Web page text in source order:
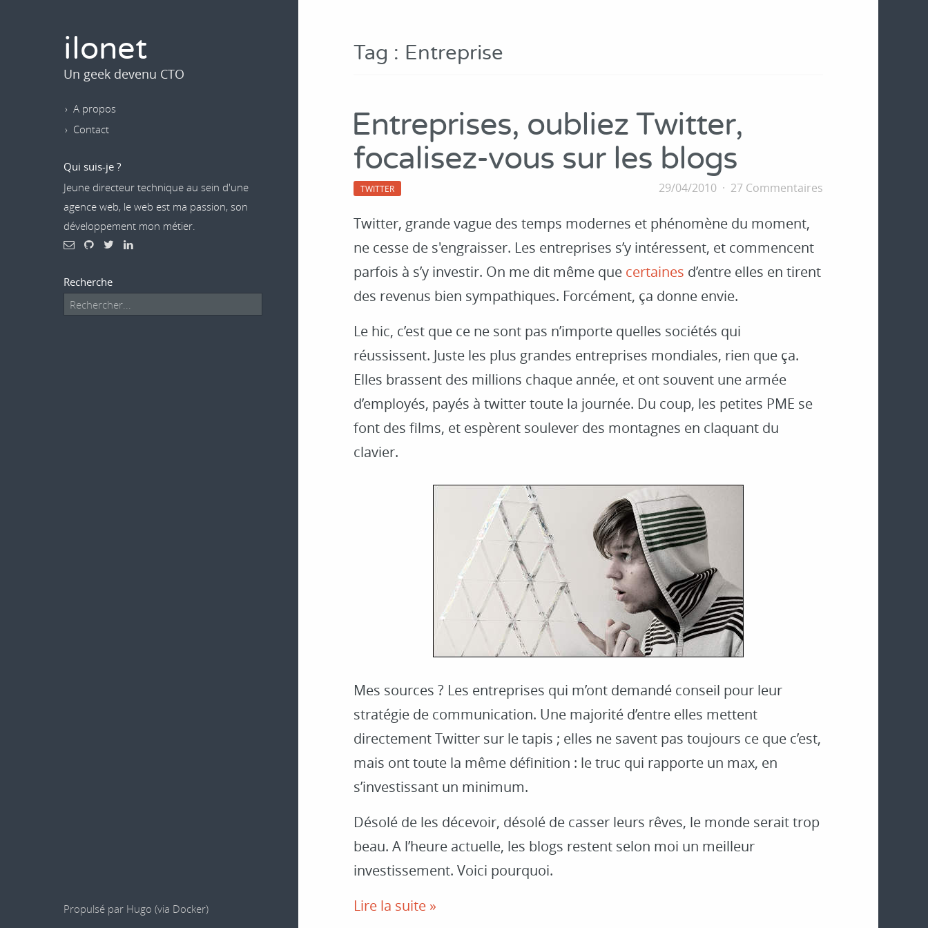
Tag : Entreprise
Entreprises, oubliez Twitter,
focalisez-vous sur les blogs
TWITTER 29/04/2010 27 Commentaires
Twitter, grande vague des temps modernes et phénomène du moment,
ne cesse de s'engraisser. Les entreprises s’y intéressent, et commencent
parfois à s’y investir. On me dit même que certaines d’entre elles en tirent
des revenus bien sympathiques. Forcément, ça donne envie.
Le hic, c’est que ce ne sont pas n’importe quelles sociétés qui
réussissent. Juste les plus grandes entreprises mondiales, rien que ça.
Elles brassent des millions chaque année, et ont souvent une armée
d’employés, payés à twitter toute la journée. Du coup, les petites PME se
font des films, et espèrent soulever des montagnes en claquant du
clavier.
Mes sources ? Les entreprises qui m’ont demandé conseil pour leur
stratégie de communication. Une majorité d’entre elles mettent
directement Twitter sur le tapis ; elles ne savent pas toujours ce que c’est,
mais ont toute la même définition : le truc qui rapporte un max, en
s’investissant un minimum.
Désolé de les décevoir, désolé de casser leurs rêves, le monde serait trop
beau. A l’heure actuelle, les blogs restent selon moi un meilleur
investissement. Voici pourquoi.
Lire la suite »
ilonet
Un geek devenu CTO
A propos
Contact
Qui suis-je ?
Jeune directeur technique au sein d'une
agence web, le web est ma passion, son
développement mon métier.
Recherche
Propulsé par Hugo (via Docker)